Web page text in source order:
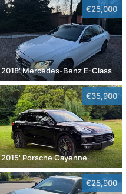
€25,000
2018' Mercedes-Benz E-Class
€35,900
2015' Porsche Cayenne
€25,900